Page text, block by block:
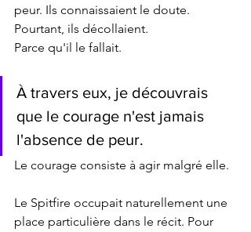
peur. Ils connaissaient le doute.
Pourtant, ils décollaient.
Parce qu'il le fallait.
À travers eux, je découvrais
que le courage n'est jamais
l'absence de peur.
Le courage consiste à agir malgré elle.
Le Spitfire occupait naturellement une
place particulière dans le récit. Pour